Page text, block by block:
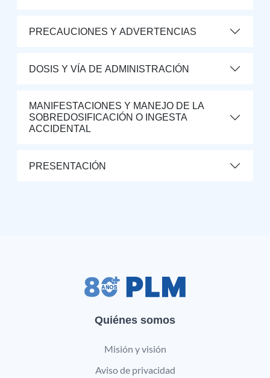
PRECAUCIONES Y ADVERTENCIAS
DOSIS Y VÍA DE ADMINISTRACIÓN
MANIFESTACIONES Y MANEJO DE LA
SOBREDOSIFICACIÓN O INGESTA
ACCIDENTAL
PRESENTACIÓN
Quiénes somos
Misión y visión
Aviso de privacidad